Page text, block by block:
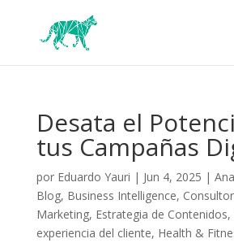
Desata el
tus Campañas
por Eduardo Yauri | Jun 4, 2025 |
Blog, Business Intelligence,
Marketing, Estrategia de Contenidos,
experiencia del cliente, Health &